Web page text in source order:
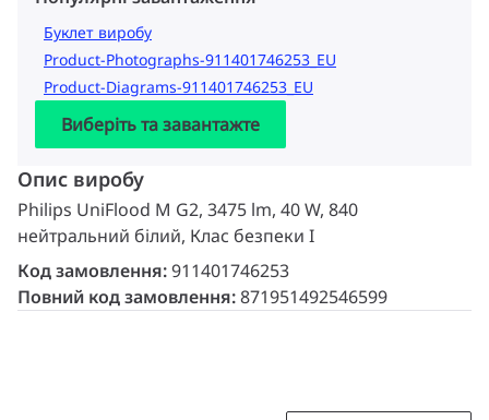
Буклет виробу
Product-Photographs-911401746253_EU
Product-Diagrams-911401746253_EU
Виберіть та завантажте
Опис виробу
Philips UniFlood M G2, 3475 lm, 40 W, 840
нейтральний білий, Клас безпеки I
Код замовлення:911401746253
Повний код замовлення:871951492546599